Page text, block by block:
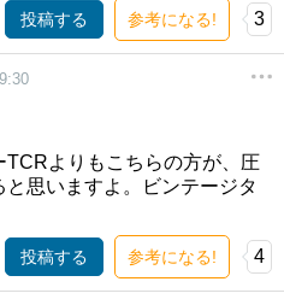
投稿する 参考になる! 3
よりもこちらの方が、圧
思いますよ。ビンテージタ
投稿する 参考になる! 4